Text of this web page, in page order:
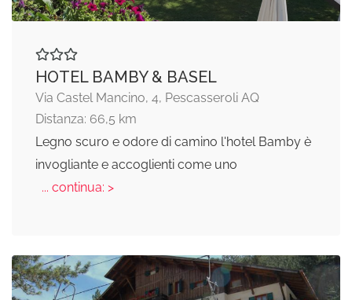
HOTEL BAMBY & BASEL
Via Castel Mancino, 4, Pescasseroli AQ
Distanza: 66,5 km
Legno scuro e odore di camino l'hotel Bamby è
invogliante e accoglienti come uno
... continua: >